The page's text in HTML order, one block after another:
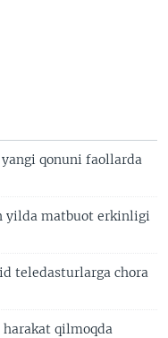
qonuni faollarda
yilda matbuot erkinligi
teledasturlarga chora
qilmoqda